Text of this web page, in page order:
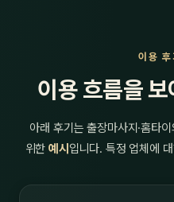
이용
이용 흐름을 보
아래 후기는 출장마사지·홈타
위한예시 입니다. 특정 업체에